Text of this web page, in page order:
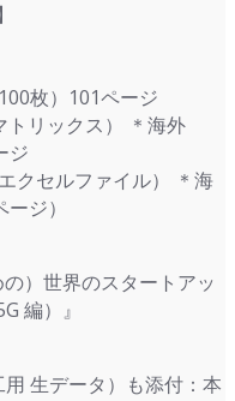
枚）101ページ
リックス） ＊海外
ジ
クセルファイル） ＊海
ジ）
）世界のスタートアッ
編）』
生データ）も添付：本